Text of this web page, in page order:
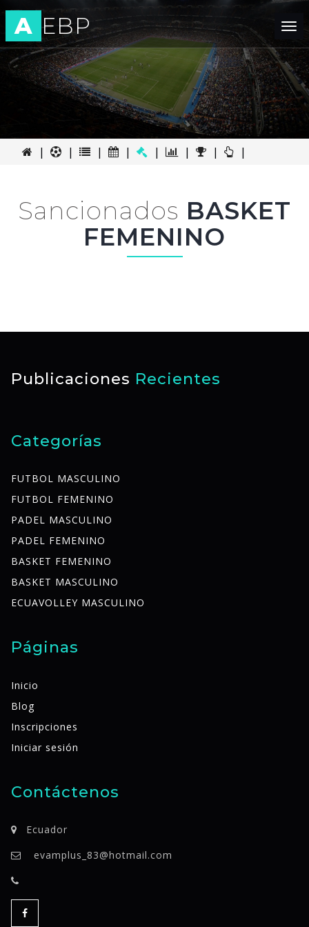
A EBP
| | | | | | | |
Sancionados BASKET
FEMENINO
Publicaciones Recientes
Categorías
FUTBOL MASCULINO
FUTBOL FEMENINO
PADEL MASCULINO
PADEL FEMENINO
BASKET FEMENINO
BASKET MASCULINO
ECUAVOLLEY MASCULINO
Páginas
Inicio
Blog
Inscripciones
Iniciar sesión
Contáctenos
Ecuador
evamplus_83@hotmail.com